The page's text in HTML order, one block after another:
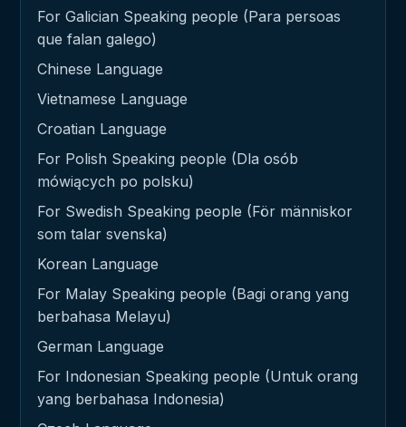
For Galician Speaking people (Para persoas
que falan galego)
Chinese Language
Vietnamese Language
Croatian Language
For Polish Speaking people (Dla osób
mówiących po polsku)
For Swedish Speaking people (För människor
som talar svenska)
Korean Language
For Malay Speaking people (Bagi orang yang
berbahasa Melayu)
German Language
For Indonesian Speaking people (Untuk orang
yang berbahasa Indonesia)